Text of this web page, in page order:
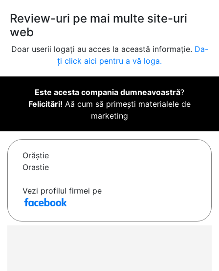
Review-uri pe mai multe site-uri
web
Doar userii logați au acces la această informație. Da-
ți click aici pentru a vă loga.
Este acesta compania dumneavoastră?
Felicitări! Aă cum să primești materialele de
marketing
Orăştie
Orastie
Vezi profilul firmei pe